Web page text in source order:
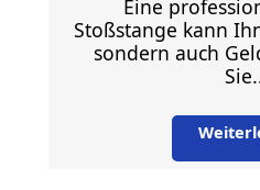
Eine
Stoßstange kann
sondern auch